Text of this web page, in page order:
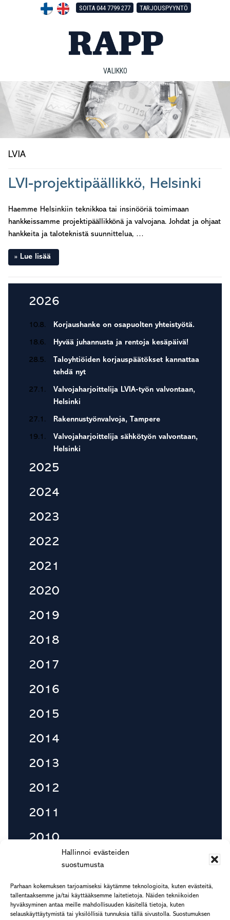
Hallinnoi evästeiden
suostumusta
Parhaan kokemuksen tarjoamiseksi käytämme teknologioita, kuten evästeitä,
tallentaaksemme ja/tai käyttääksemme laitetietoja. Näiden tekniikoiden
hyväksyminen antaa meille mahdollisuuden käsitellä tietoja, kuten
selauskäyttäytymistä tai yksilöllisiä tunnuksia tällä sivustolla. Suostumuksen
SOITA 044 7799 277 TARJOUSPYYNTÖ
VALIKKO
LVIA
LVI-projektipäällikkö, Helsinki
Haemme Helsinkiin teknikkoa tai insinööriä toimimaan
hankkeissamme projektipäällikkönä ja valvojana. Johdat ja ohjaat
hankkeita ja taloteknistä suunnittelua, …
Lue lisää
Ensisijainen
sivupalkki
2026
10.8. Korjaushanke on osapuolten yhteistyötä.
18.6. Hyvää juhannusta ja rentoja kesäpäivä!
28.5.
Taloyhtiöiden korjauspäätökset kannattaa
tehdä nyt
27.1.
Valvojaharjoittelija LVIA-työn valvontaan,
Helsinki
27.1. Rakennustyönvalvoja, Tampere
19.1.
Valvojaharjoittelija sähkötyön valvontaan,
Helsinki
2025
2024
2023
2022
2021
2020
2019
2018
2017
2016
2015
2014
2013
2012
2011
2010
Footer
etu.suku@rapp.fi
puh. 044 7799 277